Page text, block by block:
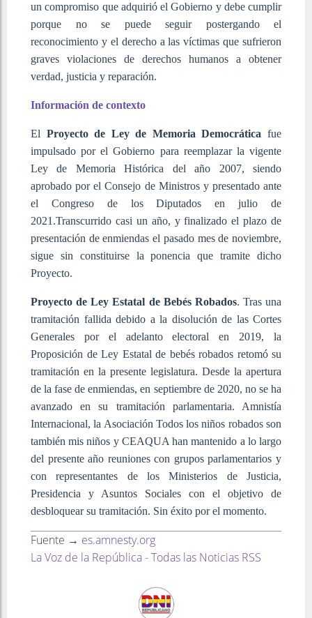
un compromiso que adquirió el Gobierno y debe cumplir
porque no se puede seguir postergando el
reconocimiento y el derecho a las víctimas que sufrieron
graves violaciones de derechos humanos a obtener
verdad, justicia y reparación.
Información de contexto
El Proyecto de Ley de Memoria Democrática fue
impulsado por el Gobierno para reemplazar la vigente
Ley de Memoria Histórica del año 2007, siendo
aprobado por el Consejo de Ministros y presentado ante
el Congreso de los Diputados en julio de
2021.Transcurrido casi un año, y finalizado el plazo de
presentación de enmiendas el pasado mes de noviembre,
sigue sin constituirse la ponencia que tramite dicho
Proyecto.
Proyecto de Ley Estatal de Bebés Robados. Tras una
tramitación fallida debido a la disolución de las Cortes
Generales por el adelanto electoral en 2019, la
Proposición de Ley Estatal de bebés robados retomó su
tramitación en la presente legislatura. Desde la apertura
de la fase de enmiendas, en septiembre de 2020, no se ha
avanzado en su tramitación parlamentaria. Amnistía
Internacional, la Asociación Todos los niños robados son
también mis niños y CEAQUA han mantenido a lo largo
del presente año reuniones con grupos parlamentarios y
con representantes de los Ministerios de Justicia,
Presidencia y Asuntos Sociales con el objetivo de
desbloquear su tramitación. Sin éxito por el momento.
Fuente → es.amnesty.org
La Voz de la República - Todas las Noticias RSS